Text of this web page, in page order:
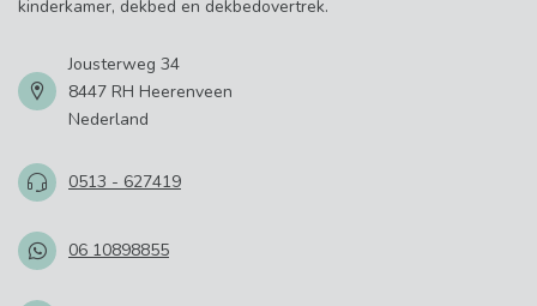
kinderkamer, dekbed en dekbedovertrek.
Jousterweg 34
8447 RH Heerenveen
Nederland
0513 - 627419
06 10898855